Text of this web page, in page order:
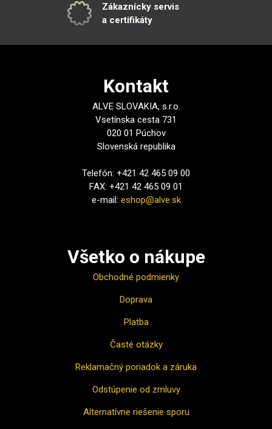
Zákaznícky servis
a certifikáty
Kontakt
ALVE SLOVAKIA, s.r.o.
Vsetínska cesta 731
020 01 Púchov
Slovenská republika
Telefón: +421 42 465 09 00
FAX: +421 42 465 09 01
e-mail: eshop@alve.sk
Všetko o nákupe
Obchodné podmienky
Doprava
Platba
Časté otázky
Reklamačný poriadok a záruka
Odstúpenie od zmluvy
Alternatívne riešenie sporu